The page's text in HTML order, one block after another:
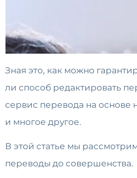
Зная это, как можно
ли способ редактировать
сервис перевода на основе
и многое другое.
В этой статье мы
переводы до совершенства.